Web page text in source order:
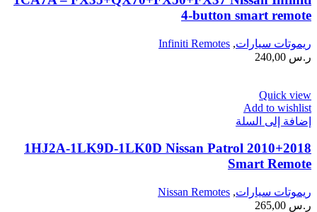
4-button smart remote
ريموتات سيارات,
Infiniti Remotes
ر.س
Quick view
Add to wishlist
إضافة إلى السلة
1HJ2A-1LK9D-1LK0D Nissan Patrol 2010+2018
Smart Remote
ريموتات سيارات,
Nissan Remotes
ر.س